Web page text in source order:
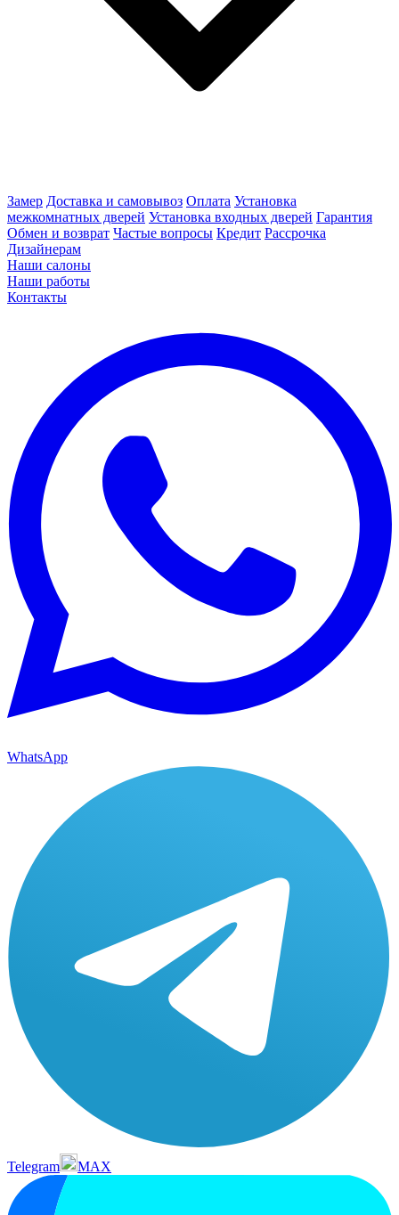
Замер Доставка и самовывоз Оплата Установка
межкомнатных дверей Установка входных дверей Гарантия
Обмен и возврат Частые вопросы Кредит Рассрочка
Дизайнерам
Наши салоны
Наши работы
Контакты
WhatsApp
Telegram MAX